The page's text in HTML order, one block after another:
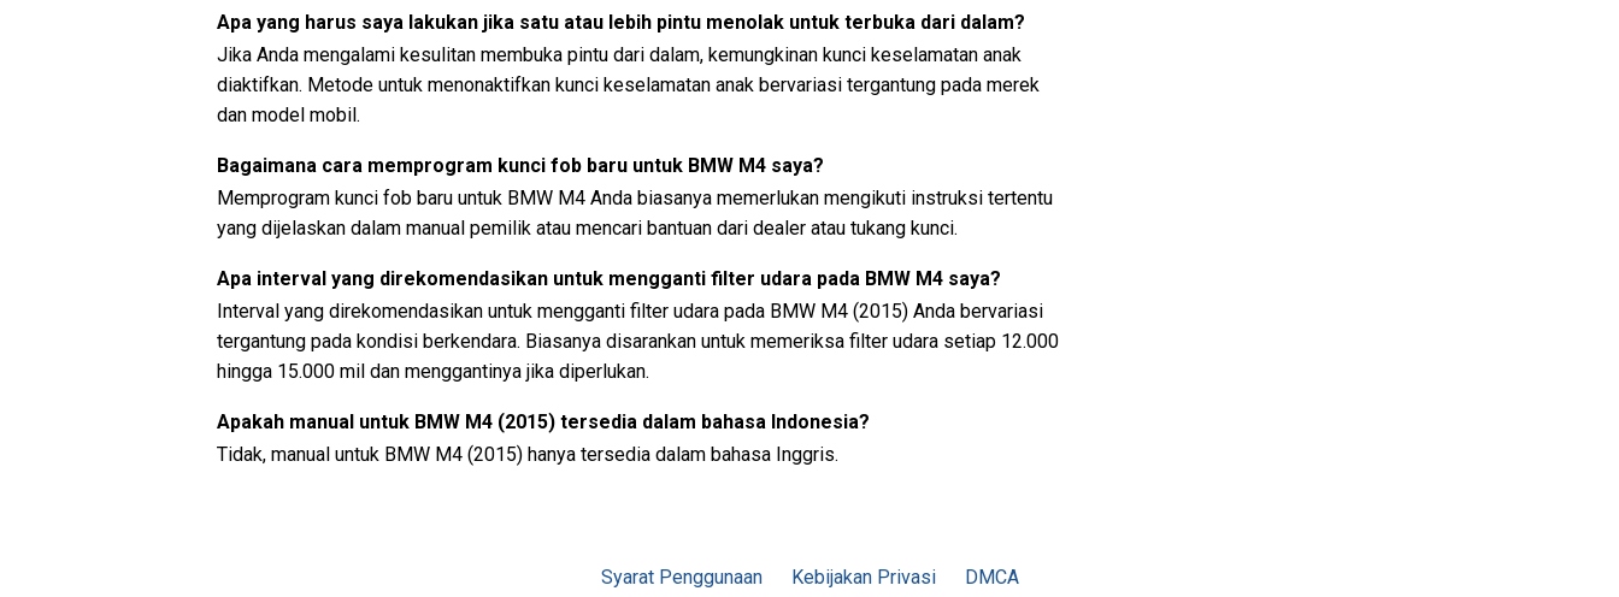
Apa yang harus saya lakukan jika satu atau lebih pintu menolak untuk terbuka dari dalam?
Jika Anda mengalami kesulitan membuka pintu dari dalam, kemungkinan kunci keselamatan anak
diaktifkan. Metode untuk menonaktifkan kunci keselamatan anak bervariasi tergantung pada merek
dan model mobil.
Bagaimana cara memprogram kunci fob baru untuk BMW M4 saya?
Memprogram kunci fob baru untuk BMW M4 Anda biasanya memerlukan mengikuti instruksi tertentu
yang dijelaskan dalam manual pemilik atau mencari bantuan dari dealer atau tukang kunci.
Apa interval yang direkomendasikan untuk mengganti filter udara pada BMW M4 saya?
Interval yang direkomendasikan untuk mengganti filter udara pada BMW M4 (2015) Anda bervariasi
tergantung pada kondisi berkendara. Biasanya disarankan untuk memeriksa filter udara setiap 12.000
hingga 15.000 mil dan menggantinya jika diperlukan.
Apakah manual untuk BMW M4 (2015) tersedia dalam bahasa Indonesia?
Tidak, manual untuk BMW M4 (2015) hanya tersedia dalam bahasa Inggris.
Syarat Penggunaan Kebijakan Privasi DMCA